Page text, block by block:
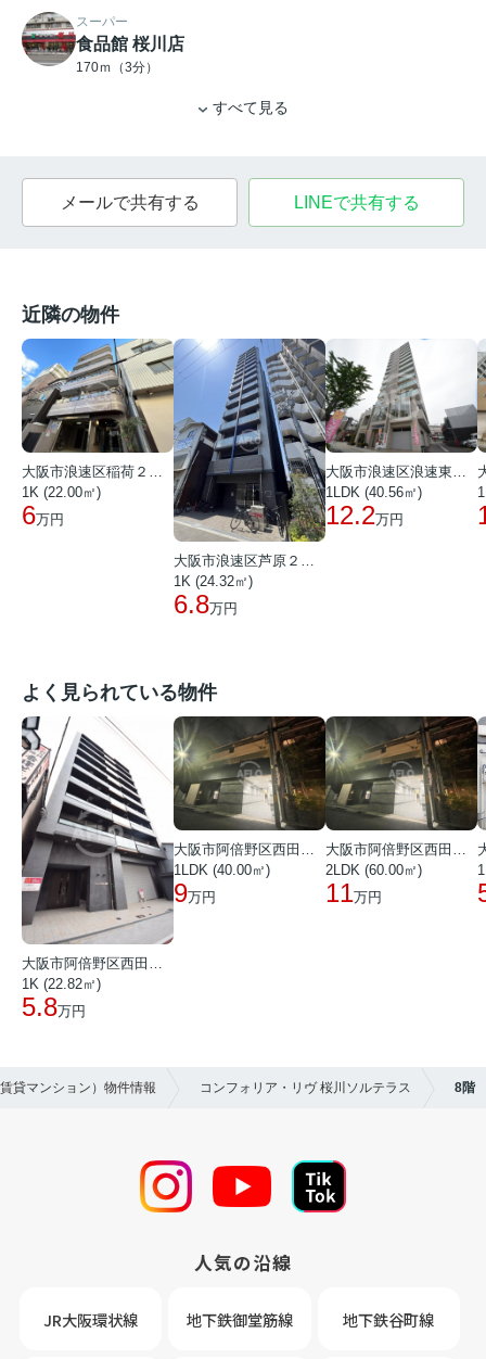
スーパー
食品館 桜川店
170ｍ（3分）
すべて見る
メールで共有する LINEで共有する
近隣の物件
大阪市浪速区稲荷２丁目
1K (22.00㎡)
6万円
大阪市浪速区芦原２丁目
1K (24.32㎡)
6.8万円
大阪市浪速区浪速東１丁目
1LDK (40.56㎡)
12.2万円
よく見られている物件
大阪市阿倍野区西田辺町１丁目
1K (22.82㎡)
5.8万円
大阪市阿倍野区西田辺町１丁目
1LDK (40.00㎡)
9万円
大阪市阿倍野区西田辺町１丁目
2LDK (60.00㎡)
11万円
貸マンション）物件情報 コンフォリア・リヴ 桜川ソルテラス 8階
人気の沿線
JR大阪環状線 地下鉄御堂筋線 地下鉄谷町線